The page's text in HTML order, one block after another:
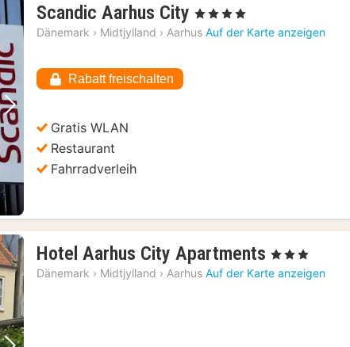
Nächstes Bild
Scandic Aarhus City 1
Nacht
, 4 Sterne
Dänemark › Midtjylland › Aarhus Auf der Karte anzeigen
Rabatt freischalten
Gratis WLAN
Restaurant
Fahrradverleih
Hotel Aarhus City Apartments 1
Nacht
, 3 Sterne
Dänemark › Midtjylland › Aarhus Auf der Karte anzeigen